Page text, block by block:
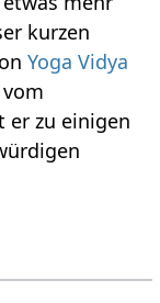
Yoga Vidya
, spricht hier über Tabletten‏‎ vom
er zu einigen